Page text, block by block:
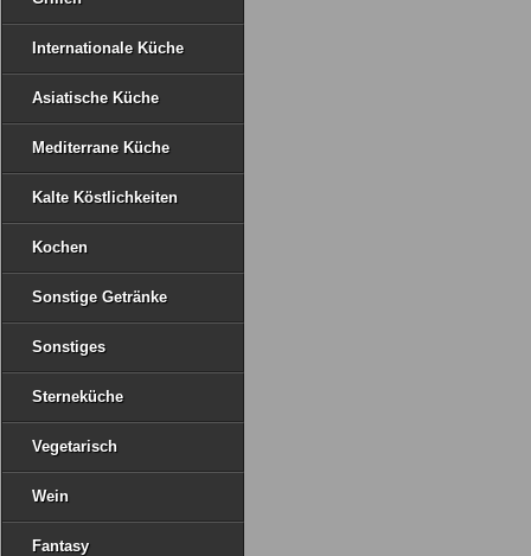
Internationale Küche
Asiatische Küche
Mediterrane Küche
Kalte Köstlichkeiten
Kochen
Sonstige Getränke
Sonstiges
Sterneküche
Vegetarisch
Wein
Fantasy